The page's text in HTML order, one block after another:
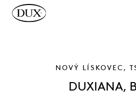
hovedinnhold
NOVÝ LÍSKOVEC,
DUXIANA,